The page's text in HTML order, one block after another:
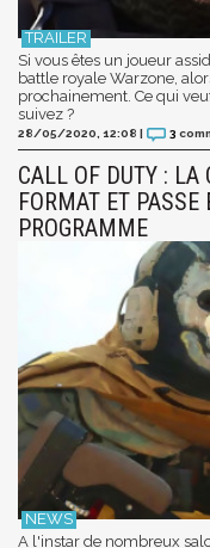
Si vous êtes un joueur
battle royale Warzone,
prochainement. Ce qui
suivez ?
28/05/2020, 12:08 | 3
CALL OF DUTY : LA
FORMAT ET
PROGRAMME
A l'instar de nombreux